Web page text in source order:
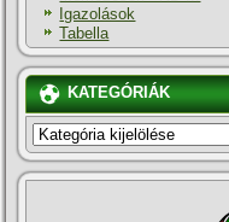
Igazolások
Tabella
KATEGÓRIÁK
KATEGÓRIÁK